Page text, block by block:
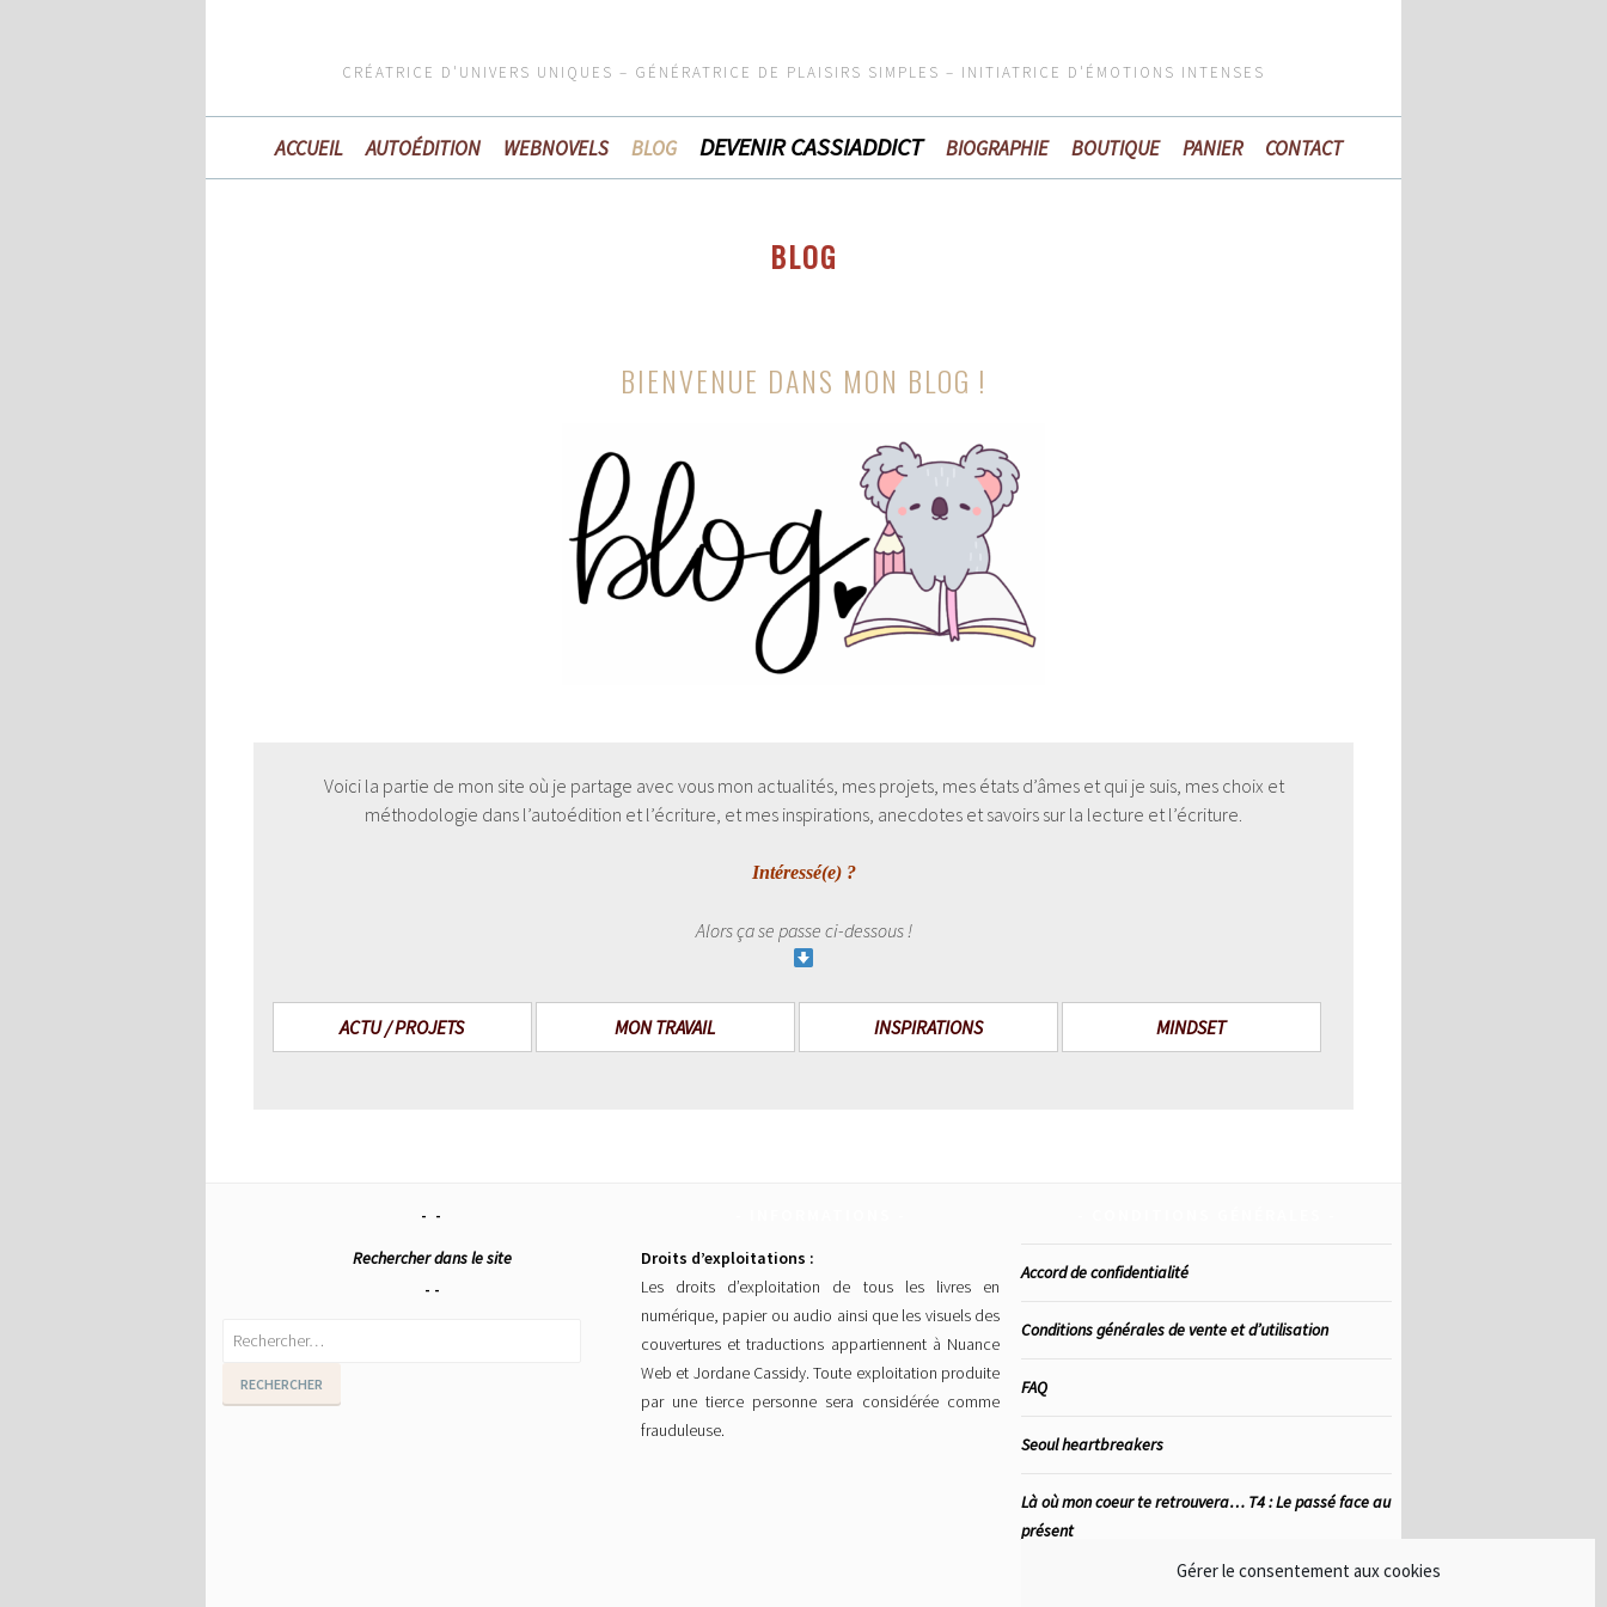
Gérer le consentement aux cookies
CRÉATRICE D'UNIVERS UNIQUES – GÉNÉRATRICE DE PLAISIRS SIMPLES – INITIATRICE D'ÉMOTIONS INTENSES
ACCUEIL AUTOÉDITION WEBNOVELS BLOG DEVENIR CASSIADDICT BIOGRAPHIE BOUTIQUE PANIER CONTACT
BLOG
BIENVENUE DANS MON BLOG !
Voici la partie de mon site où je partage avec vous mon actualités, mes projets, mes états d’âmes et qui je suis, mes choix et
méthodologie dans l’autoédition et l’écriture, et mes inspirations, anecdotes et savoirs sur la lecture et l’écriture.
Intéressé(e) ?
Alors ça se passe ci-dessous !
ACTU / PROJETS MON TRAVAIL INSPIRATIONS MINDSET
Rechercher dans le site
Rechercher :
Droits d’exploitations :
Les droits d’exploitation de tous les livres en
numérique, papier ou audio ainsi que les visuels des
couvertures et traductions appartiennent à Nuance
Web et Jordane Cassidy. Toute exploitation produite
par une tierce personne sera considérée comme
frauduleuse.
Accord de confidentialité
Conditions générales de vente et d’utilisation
FAQ
Seoul heartbreakers
Là où mon coeur te retrouvera… T4 : Le passé face au
présent